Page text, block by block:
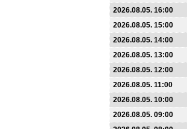
2026.08.05. 16:00
2026.08.05. 15:00
2026.08.05. 14:00
2026.08.05. 13:00
2026.08.05. 12:00
2026.08.05. 11:00
2026.08.05. 10:00
2026.08.05. 09:00